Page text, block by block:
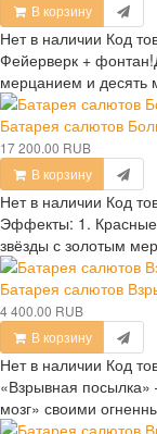
В корзину
Нет в наличии Код
Фейерверк +
мерцанием и десять
Батарея салютов
17 200.00 RUB
В корзину
Нет в наличии Код
Эффекты: 1.
звёзды с золотым
Батарея салютов
4 400.00 RUB
В корзину
Нет в наличии Код
«Взрывная
мозг» своими